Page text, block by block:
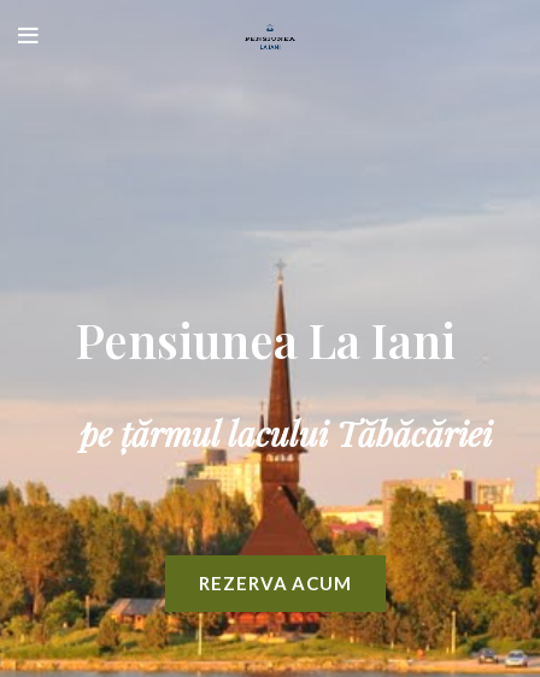
REZERVA ACUM
Pensiunea La Iani
pe țărmul lacului Tăbăcăriei